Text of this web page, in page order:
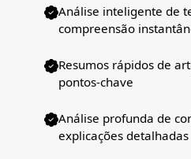
Análise inteligente de
compreensão
Resumos rápidos de
pontos-chave
Análise profunda de
explicações detalhadas